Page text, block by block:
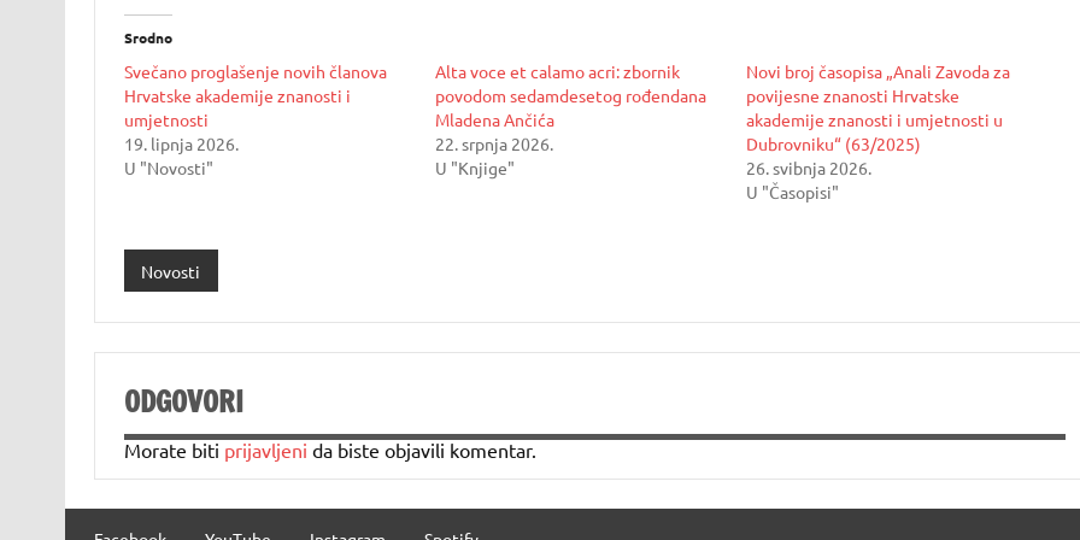
Srodno
Svečano proglašenje novih članova
Hrvatske akademije znanosti i
umjetnosti
19. lipnja 2026.
U "Novosti"
Alta voce et calamo acri: zbornik
povodom sedamdesetog rođendana
Mladena Ančića
22. srpnja 2026.
U "Knjige"
Novi broj časopisa „Anali Zavoda za
povijesne znanosti Hrvatske
akademije znanosti i umjetnosti u
Dubrovniku“ (63/2025)
26. svibnja 2026.
U "Časopisi"
Novosti
ODGOVORI
Morate biti prijavljeni da biste objavili komentar.